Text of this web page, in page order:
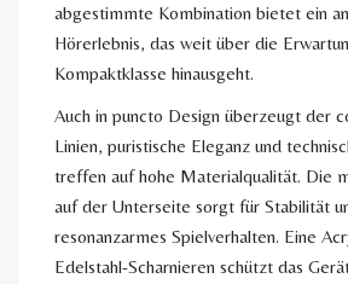
abgestimmte Kombination bietet ein
Hörerlebnis, das weit über die
Kompaktklasse hinausgeht.
Auch in puncto Design überzeugt der
Linien, puristische Eleganz und
treffen auf hohe Materialqualität. Die
auf der Unterseite sorgt für Stabilität
resonanzarmes Spielverhalten. Eine
Edelstahl-Scharnieren schützt das